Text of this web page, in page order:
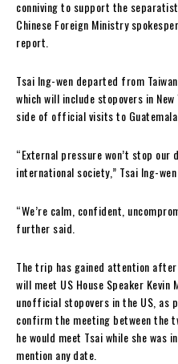
conniving to support the
Chinese Foreign Ministry
report.
Tsai Ing-wen departed from
which will include stopovers in
side of official visits to Guatemala
“External pressure won’t stop
international society,” Tsai Ing-
“We’re calm, confident,
further said.
The trip has gained attention
will meet US House Speaker
unofficial stopovers in the US, as
confirm the meeting between the
he would meet Tsai while she was
mention any date.